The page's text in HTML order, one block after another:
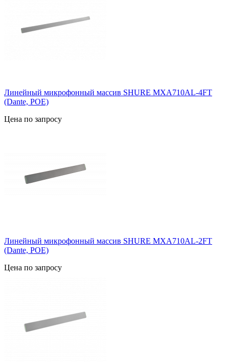
Линейный микрофонный массив SHURE MXA710AL-4FT
(Dante, POE)
Цена по запросу
Линейный микрофонный массив SHURE MXA710AL-2FT
(Dante, POE)
Цена по запросу